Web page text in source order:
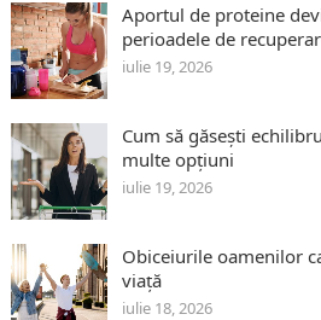
Aportul de proteine
perioadele de
iulie 19, 2026
Cum să găsești
multe opțiuni
iulie 19, 2026
Obiceiurile oamenilor
viață
iulie 18, 2026